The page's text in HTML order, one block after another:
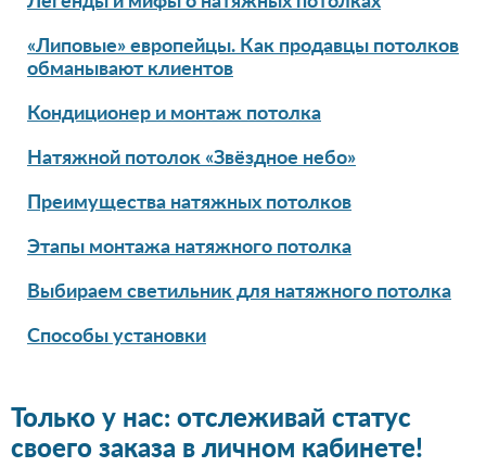
«Липовые» европейцы. Как продавцы потолков
обманывают клиентов
Кондиционер и монтаж потолка
Натяжной потолок «Звёздное небо»
Преимущества натяжных потолков
Этапы монтажа натяжного потолка
Выбираем светильник для натяжного потолка
Способы установки
Только у нас: отслеживай статус
своего заказа в личном кабинете!